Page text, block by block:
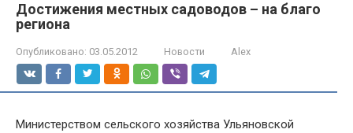
Достижения местных садоводов – на благо
региона
Опубликовано: 03.05.2012 Новости Alex
Министерством сельского хозяйства Ульяновской